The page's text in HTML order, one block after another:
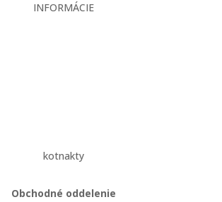
INFORMÁCIE
kotnakty
Obchodné oddelenie